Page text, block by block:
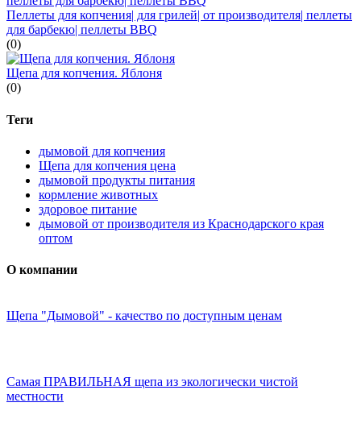
Пеллеты для копчения| для грилей| от производителя| пеллеты
для барбекю| пеллеты BBQ
(0)
Щепа для копчения. Яблоня
(0)
Теги
дымовой для копчения
Щепа для копчения цена
дымовой продукты питания
кормление животных
здоровое питание
дымовой от производителя из Краснодарского края
оптом
О компании
Щепа "Дымовой" - качество по доступным ценам
Самая ПРАВИЛЬНАЯ щепа из экологически чистой
местности